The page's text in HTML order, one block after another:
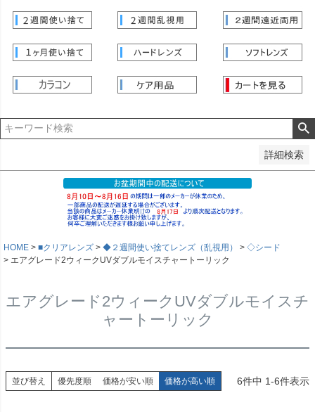
詳細検索
登録順
価格が高い順
レビュー順
キーワードヒット順
HOME ■クリアレンズ ◆２週間使い捨てレンズ（乱視用）
◇シード
エアグレード2ウィークUVダブルモイスチャートーリック
エアグレード2ウィークUVダブルモイスチ
ャートーリック
並び替え 優先度順 価格が安い順 価格が高い順 6件中 1-6件表示